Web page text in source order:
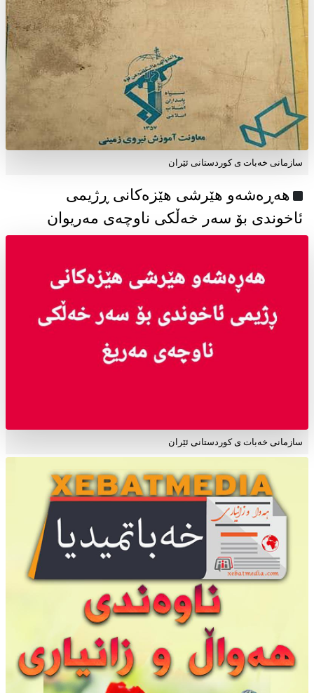
سازمانی خەبات ی كوردستانی ئێران
هەڕەشەو هێرشی هێزەکانی ڕژیمی
ئاخوندی بۆ سەر خەڵکی ناوچەی مەریوان
سازمانی خەبات ی کوردستانی ئێران